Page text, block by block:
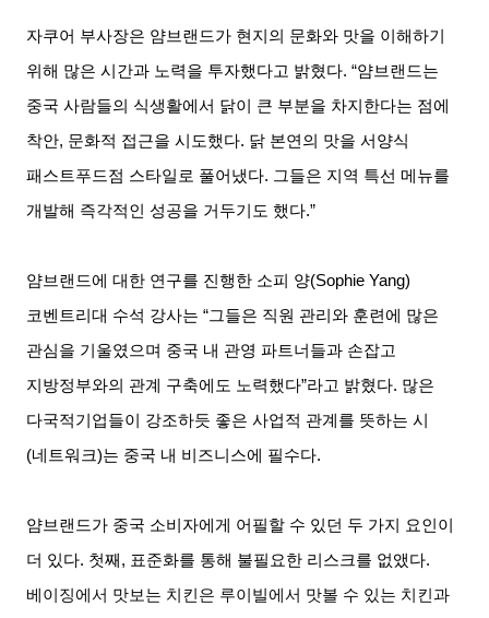
자쿠어 부사장은 얌브랜드가 현지의 문화와 맛을 이해하기
위해 많은 시간과 노력을 투자했다고 밝혔다. “얌브랜드는
중국 사람들의 식생활에서 닭이 큰 부분을 차지한다는 점에
착안, 문화적 접근을 시도했다. 닭 본연의 맛을 서양식
패스트푸드점 스타일로 풀어냈다. 그들은 지역 특선 메뉴를
개발해 즉각적인 성공을 거두기도 했다.”
얌브랜드에 대한 연구를 진행한 소피 양(Sophie Yang)
코벤트리대 수석 강사는 “그들은 직원 관리와 훈련에 많은
관심을 기울였으며 중국 내 관영 파트너들과 손잡고
지방정부와의 관계 구축에도 노력했다”라고 밝혔다. 많은
다국적기업들이 강조하듯 좋은 사업적 관계를 뜻하는 시
(네트워크)는 중국 내 비즈니스에 필수다.
얌브랜드가 중국 소비자에게 어필할 수 있던 두 가지 요인이
더 있다. 첫째 , 표준화를 통해 불필요한 리스크를 없앴다.
베이징에서 맛보는 치킨은 루이빌에서 맛볼 수 있는 치킨과